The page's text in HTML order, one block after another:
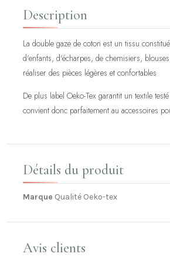
Description
La double gaze de coton est un tissu
d'enfants, d'écharpes, de chemisiers,
réaliser des pièces légères et confortables
De plus label Oeko-Tex garantit un textile
convient donc parfaitement au accessoires
Détails du produit
Marque Qualité Oeko-tex
Avis clients